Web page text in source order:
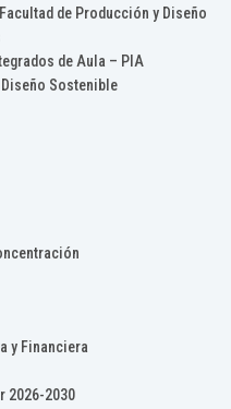
de Producción y Diseño
de Aula – PIA
Sostenible
y Financiera
2026-2030